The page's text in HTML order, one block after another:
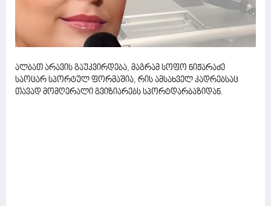
ალბათ არავის გაუკვირდება, მაგრამ სოფო ნიჟარაძე
საოცარ სპორტულ ფორმაშია, რის ამსახველ კადრებსაც
თავად მომღერალი გვიზიარებს სპორტდარბაზიდან.